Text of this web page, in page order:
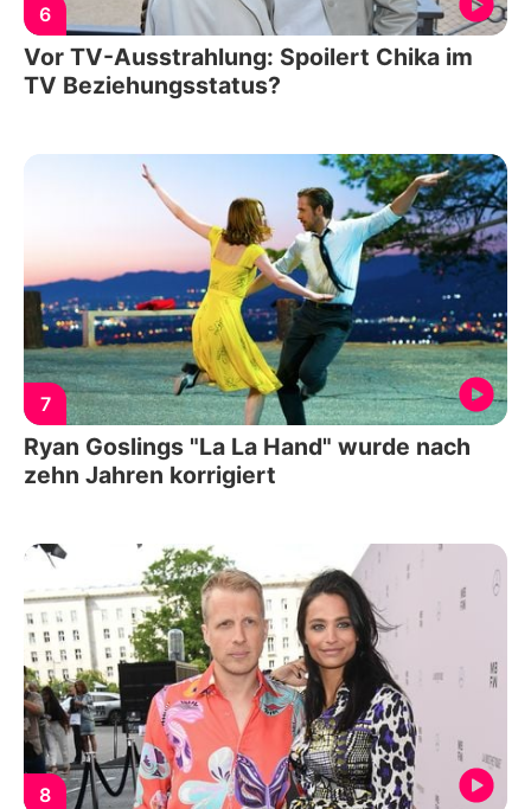
6
Vor TV-Ausstrahlung: Spoilert Chika im
TV Beziehungsstatus?
7
Ryan Goslings "La La Hand" wurde nach
zehn Jahren korrigiert
8